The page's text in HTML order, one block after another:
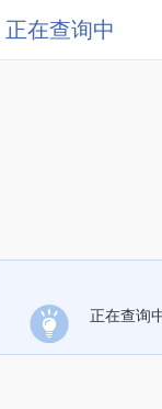
正在查询中
正在查询